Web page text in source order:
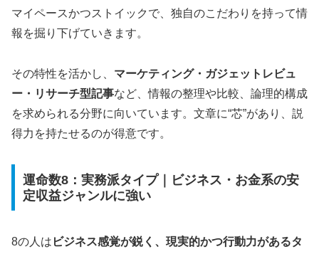
マイペースかつストイックで、独自のこだわりを持って情
報を掘り下げていきます。
その特性を活かし、 マーケティング・ガジェットレビュ
ー・リサーチ型記事など、情報の整理や比較、論理的構成
を求められる分野に向いています。文章に“芯”があり、説
得力を持たせるのが得意です。
運命数8：実務派タイプ｜ビジネス・お金系の安
定収益ジャンルに強い
8の人は ビジネス感覚が鋭く、現実的かつ行動力があるタ